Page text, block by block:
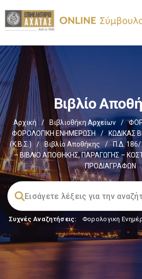
Βιβλίο
Αρχική / Βιβλιοθήκη Αρχείων /
ΦΟΡΟΛΟΓΙΚΗ ΕΝΗΜΕΡΩΣΗ
/
ΚΩΔΙΚΑΣ
(Κ.Β.Σ.)
/ Βιβλίο Αποθήκης /
Π.Δ.
– ΒΙΒΛΙΟ ΑΠΟΘΗΚΗΣ, ΠΑΡΑΓΩΓΗΣ –
ΠΡΟΔΙΑΓΡΑΦΩΝ
Συχνές Αναζητήσεις: Φορολογικη